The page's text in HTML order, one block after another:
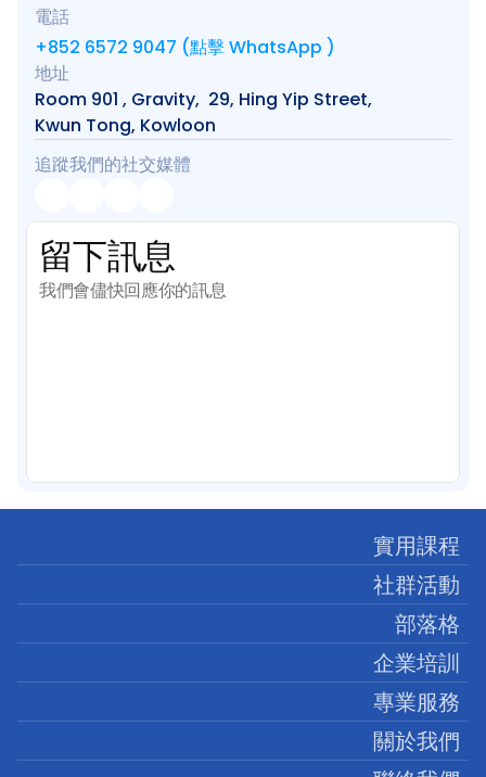
電話
+852 6572 9047 (點擊 WhatsApp )
地址
Room 901 , Gravity,  29, Hing Yip Street,
Kwun Tong, Kowloon
追蹤我們的社交媒體
留下訊息
我們會儘快回應你的訊息
實用課程
社群活動
部落格
企業培訓
專業服務
關於我們